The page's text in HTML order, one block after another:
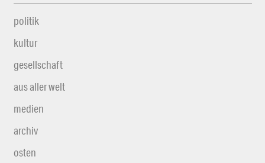
politik
kultur
gesellschaft
aus aller welt
medien
archiv
osten